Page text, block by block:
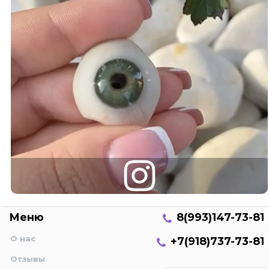
Меню
О нас
Отзывы
8(993)147-73-81
+7(918)737-73-81